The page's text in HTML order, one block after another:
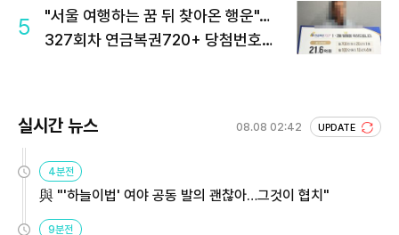
5
"서울 여행하는 꿈 뒤 찾아온 행운"…
327회차 연금복권720+ 당첨번호조
실시간 뉴스 08.08 02:42 UPDATE
4분전
與 "'하늘이법' 여야 공동 발의 괜찮아…그것이 협치"
9분전